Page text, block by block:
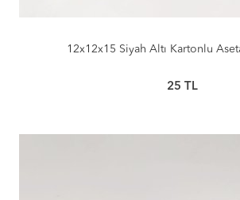
12x12x15 Siyah Altı Kartonlu
25 TL